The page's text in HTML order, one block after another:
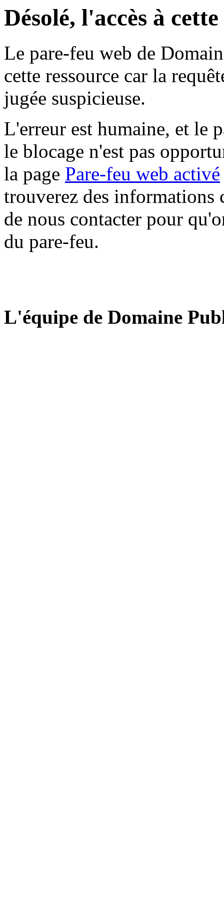
Désolé, l'accès à
Le pare-feu web de
cette ressource car la
jugée suspicieuse.
L'erreur est humaine, et le
le blocage n'est pas
la page Pare-feu web activé
trouverez des informations
de nous contacter pour
du pare-feu.
L'équipe de Domaine